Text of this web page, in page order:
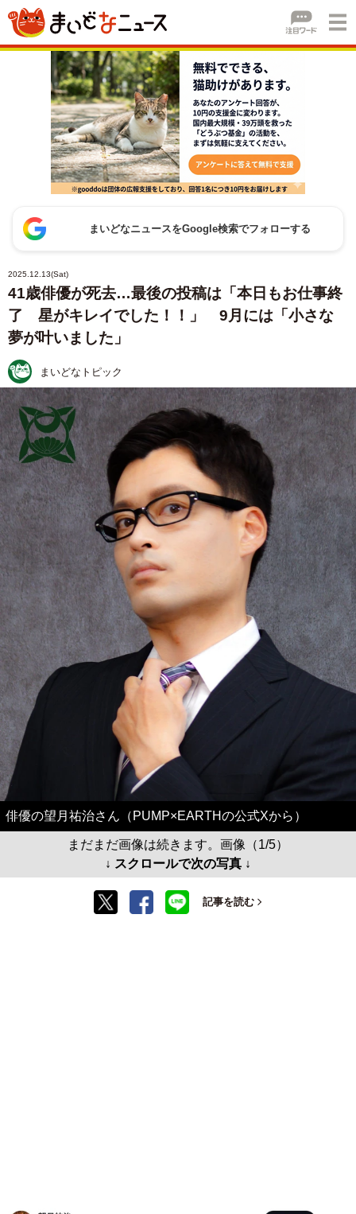
まいどなニュースをGoogle検索でフォローする
2025.12.13(Sat)
41歳俳優が死去…最後の投稿は「本日もお仕事終
了 星がキレイでした！！」 9月には「小さな
夢が叶いました」
まいどなトピック
俳優の望月祐治さん（PUMP×EARTHの公式Xから）
まだまだ画像は続きます。画像（1/5）
↓ スクロールで次の写真 ↓
記事を読む